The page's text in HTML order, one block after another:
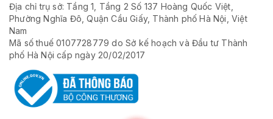
Địa chỉ trụ sở: Tầng 1, Tầng 2 Số 137 Hoàng Quốc Việt,
Phường Nghĩa Đô, Quận Cầu Giấy, Thành phố Hà Nội, Việt
Nam
Mã số thuế 0107728779 do Sở kế hoạch và Đầu tư Thành
phố Hà Nội cấp ngày 20/02/2017